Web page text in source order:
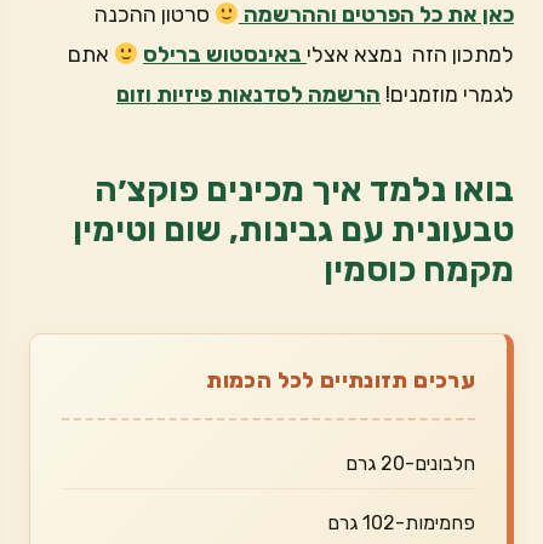
כאן את כל הפרטים וההרשמה
סרטון ההכנה
למתכון הזה נמצא אצלי באינסטוש ברילס
אתם
לגמרי מוזמנים! הרשמה לסדנאות פיזיות וזום
בואו נלמד איך מכינים פוקצ׳ה
טבעונית עם גבינות, שום וטימין
מקמח כוסמין
ערכים תזונתיים לכל הכמות
חלבונים-20 גרם
פחמימות-102 גרם